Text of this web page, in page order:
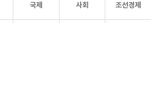
국제 사회 조선경제